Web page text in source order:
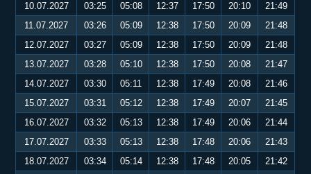
10.07.2027
03:25 05:08 12:37 17:50 20:10
21:49
11.07.2027
03:26 05:09 12:38 17:50 20:09
21:48
12.07.2027
03:27 05:09 12:38 17:50 20:09
21:48
13.07.2027
03:28 05:10 12:38 17:50 20:08
21:47
14.07.2027
03:30 05:11 12:38 17:49 20:08
21:46
15.07.2027
03:31 05:12 12:38 17:49 20:07
21:45
16.07.2027
03:32 05:13 12:38 17:49 20:06
21:44
17.07.2027
03:33 05:13 12:38 17:48 20:06
21:43
18.07.2027
03:34 05:14 12:38 17:48 20:05
21:42